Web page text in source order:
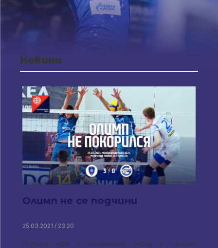
Новини
Олимп не се подчини
25.03.2021 / 23:20
Първата игра с московския отбор в слънчев